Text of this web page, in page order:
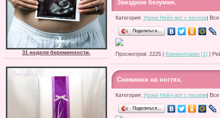
Звездное безумие.
Категория: Уроки Нейл-арт с песком| Все
Поделиться…
Просмотров: 2225 | Комментарии (1) |
Снежинки на ногтях.
Категория: Уроки Нейл-арт с песком| Все
Поделиться…
31 неделя беременности.